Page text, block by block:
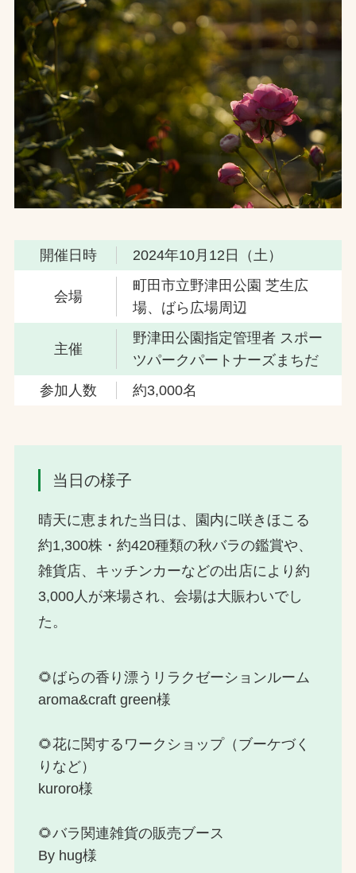
開催日時 2024年10月12日（土）
会場
町田市立野津田公園 芝生広
場、ばら広場周辺
主催
野津田公園指定管理者 スポー
ツパークパートナーズまちだ
参加人数
約3,000名
当日の様子
晴天に恵まれた当日は、園内に咲きほこる
約1,300株・約420種類の秋バラの鑑賞や、
雑貨店、キッチンカーなどの出店により約
3,000人が来場され、会場は大賑わいでし
た。
🌻ばらの香り漂うリラクゼーションルーム
aroma&craft green様
🌻花に関するワークショップ（ブーケづく
りなど）
kuroro様
🌻バラ関連雑貨の販売ブース
By hug様